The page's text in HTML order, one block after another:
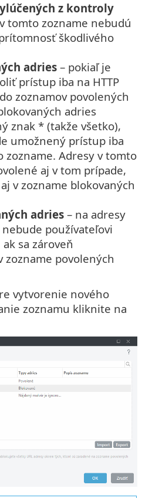
z kontroly
tomto zozname nebudú
škodlivého
adries – pokiaľ je
prístup iba na HTTP
zoznamov povolených
adries
znak * (takže všetko),
umožnený prístup iba
zozname. Adresy v tomto
aj v tom prípade,
v zozname blokovaných
adries – na adresy
používateľovi
sa zároveň
zozname povolených
vytvorenie nového
zoznamu kliknite na